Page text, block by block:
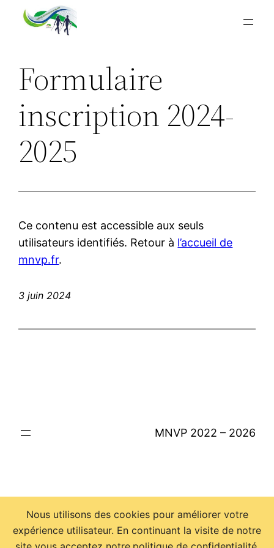
Aller
Formulaire
inscription 2024-
2025
Ce contenu est accessible aux seuls
utilisateurs identifiés. Retour à l’accueil de
mnvp.fr.
3 juin 2024
MNVP 2022 – 2026
Nous utilisons des cookies pour améliorer votre
expérience utilisateur. En continuant la visite de notre